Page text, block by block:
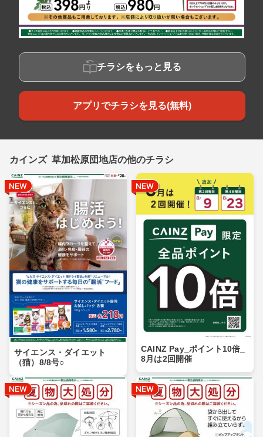
チラシをもっと見る
アプリでチラシを見る(無料)
カインズ 草加松原団地店の他のチラシ
サイエンス・ダイエット
（猫）8/8号○
CAINZ Pay_ポイント10倍_
8月は2回開催